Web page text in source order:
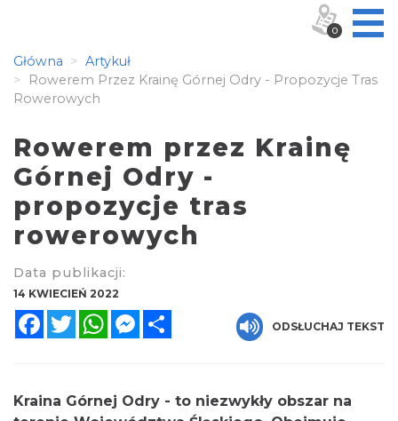
Główna
Artykuł
Rowerem Przez Krainę Górnej Odry - Propozycje Tras
Rowerowych
Rowerem przez Krainę
Górnej Odry -
propozycje tras
rowerowych
Data publikacji:
14 KWIECIEŃ 2022
FacebookTwitterWhatsAppMessenger
ODSŁUCHAJ TEKST
Kraina Górnej Odry - to niezwykły obszar na
0